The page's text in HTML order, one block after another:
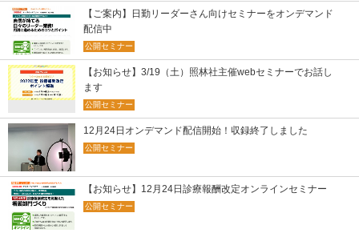
【ご案内】日勤リーダーさん向けセミナーをオンデマンド
配信中
公開セミナー
【お知らせ】3/19（土）照林社主催webセミナーでお話し
ます
公開セミナー
12月24日オンデマンド配信開始！収録終了しました
公開セミナー
【お知らせ】12月24日診療報酬改定オンラインセミナー
公開セミナー